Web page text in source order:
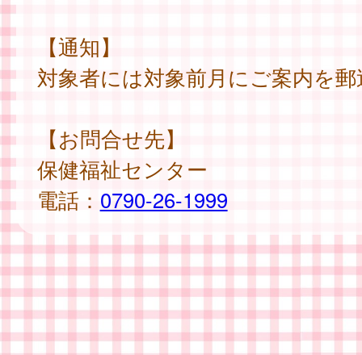
【通知】
対象者には対象前月にご案内を
【お問合せ先】
保健福祉センター
電話： 0790-26-1999